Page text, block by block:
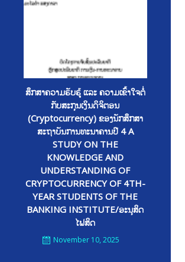
ສຶກສາຄວາມຮັບຮູ້ ແລະ ຄວາມເຂົ້າໃຈຕໍ່
ກັບສະກຸນເງິນດິຈິຕອນ
(Cryptocurrency) ຂອງນັກສຶກສາ
ສະຖາບັນການທະນາຄານປີ 4 A
STUDY ON THE
KNOWLEDGE AND
UNDERSTANDING OF
CRYPTOCURRENCY OF 4TH-
YEAR STUDENTS OF THE
BANKING INSTITUTE/ອະນຸສິດ
ໄຟສິດ
November 10, 2025